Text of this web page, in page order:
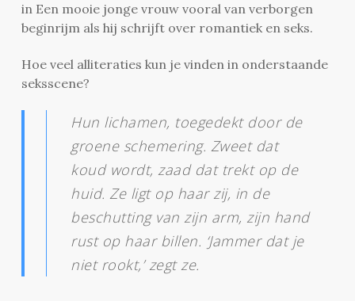
in Een mooie jonge vrouw vooral van verborgen
beginrijm als hij schrijft over romantiek en seks.
Hoe veel alliteraties kun je vinden in onderstaande
seksscene?
Hun lichamen, toegedekt door de
groene schemering. Zweet dat
koud wordt, zaad dat trekt op de
huid. Ze ligt op haar zij, in de
beschutting van zijn arm, zijn hand
rust op haar billen. ‘Jammer dat je
niet rookt,’ zegt ze.